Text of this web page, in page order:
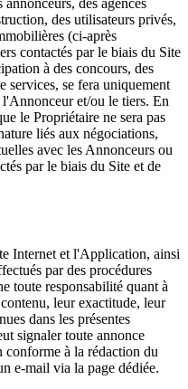
des agences
des utilisateurs privés,
(ci-après
contactés par le biais du Site
à des concours, des
services, se fera uniquement
et/ou le tiers. En
le Propriétaire ne sera pas
liés aux négociations,
avec les Annonceurs ou
par le biais du Site et de
Internet et l'Application, ainsi
par des procédures
toute responsabilité quant à
leur exactitude, leur
dans les présentes
signaler toute annonce
conforme à la rédaction du
e-mail via la page dédiée.